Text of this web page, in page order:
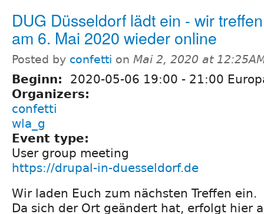
DUG Düsseldorf lädt ein - wir
am 6. Mai 2020 wieder online
Posted by confetti on Mai 2, 2020 at
Beginn: 2020-05-06 19:00 - 21:00
Organizers:
confetti
wla_g
Event type:
User group meeting
https://drupal-in-duesseldorf.de
Wir laden Euch zum nächsten Treffen ein.
Da sich der Ort geändert hat, erfolgt hier